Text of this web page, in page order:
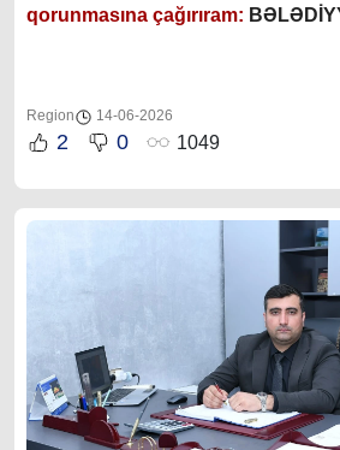
qorunmasına çağırıram:
Region 14-06-2026
2 0 1049